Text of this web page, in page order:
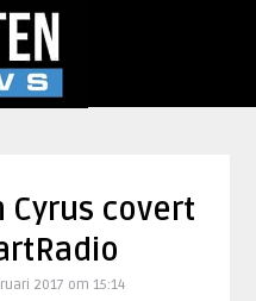
Cyrus covert
2017 om 15:14